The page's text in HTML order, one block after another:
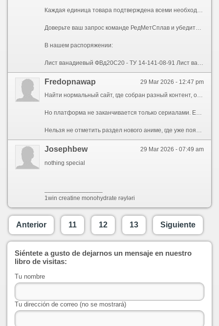
Каждая единица товара подтверждена всеми необходимыми документами, подтверждающими их легитимность. Превосходное обслуживание — наш стандарт — мы на связи, чтобы разрешать ваши вопросы одновременно с этим предоставлять решения под специфику вашего бизнеса.
Доверьте ваш запрос команде РедМетСплав и убедитесь в гибкости нашего предложения.
В нашем распоряжении:
Лист ванадиевый ФВд20С20 - ТУ 14-141-08-91 Лист ванадиевый ФВд20С20 - ТУ 14-141-08-91 представляет собой габаритный продукт, предназначенный для использования в различных областях промышленности. Он обладает высокой прочностью и стойкостью к коррозии, что делает его идеальным для тяжелых условий эксплуатации. Если вы ищете надежный и качественный материал, обратите внимание на наш продукт. Все характеристики соответствуют современным стандартам, что позволяет гарантировать долговечность и безопасность применения. Не упустите возможность купить Лист ванадиевый ФВд20С20 - ТУ 14-141-08-91 по выгодной цене. Закажите сейчас и обеспечьте свой проект надежным материалом!
29 Mar 2026 - 12:47 pm
Fredopnawap
Найти нормальный сайт, где собран разный контент, обычно заканчивается хаосом разных страниц и сомнительных сайтов. Именно поэтому использовать площадку, где контент упорядочен и не тормозит. На нашем портале вы можете смотреть аниме 2026 с нормальной озвучкой и быстрой загрузкой, без мусора и лишних кликов. Плюс каталог шире стандартного - собраны китайские дорамы, популярные турецкие сериалы и последние серии, которые не всегда есть на одном сайте. Это уже не просто список, а удобная медиасреда, где можно быстро найти нужное и открывать новое.
Но платформа не заканчивается только сериалами. Если хочется больше, здесь легко переключиться с дорамы на кино или анимацию, без просадок по качеству. Бонус - раздел с возможностью скачать игры через торрент, что превращает сайт в универсальный хаб. Нет необходимости лазить по разным сайтам - всё собрано в одном месте, с понятной навигацией и регулярными обновлениями. Такой подход экономит время, когда нужно быстро выбрать контент на вечер.
Нельзя не отметить раздел нового аниме, где уже появляются свежие тайтлы и громкие премьеры. При этом важно всё удобно отсортировано, есть субтитры и стабильный доступ без ограничений. Если вы хотите дорамы с русской озвучкой онлайн бесплатно без переходов по разным ресурсам и без багов и лагов, это решение закрывает вопрос. В результате вы получаете не очередной ресурс, а универсальный хаб, где каждый найдёт своё.
29 Mar 2026 - 07:49 am
Josephbew
nothing special
1win creatine monohydrate rəyləri
Anterior 11 12 13 Siguiente
Siéntete a gusto de dejarnos un mensaje en nuestro
libro de visitas:
Tu nombre
Tu dirección de correo (no se mostrará)